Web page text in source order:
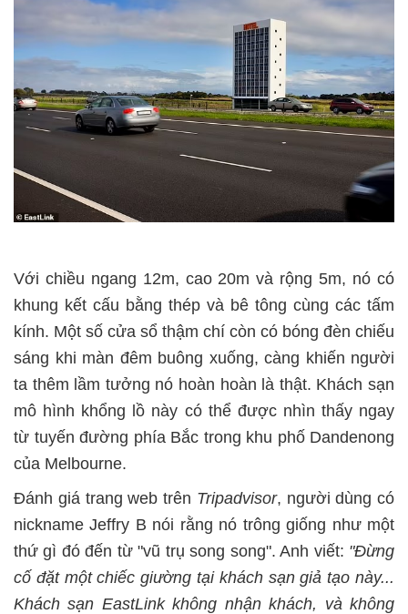
Với chiều ngang 12m, cao 20m và rộng 5m, nó có
khung kết cấu bằng thép và bê tông cùng các tấm
kính. Một số cửa sổ thậm chí còn có bóng đèn chiếu
sáng khi màn đêm buông xuống, càng khiến người
ta thêm lầm tưởng nó hoàn hoàn là thật. Khách sạn
mô hình khổng lồ này có thể được nhìn thấy ngay
từ tuyến đường phía Bắc trong khu phố Dandenong
của Melbourne.
Đánh giá trang web trên Tripadvisor, người dùng có
nickname Jeffry B nói rằng nó trông giống như một
thứ gì đó đến từ "vũ trụ song song". Anh viết: "Đừng
cố đặt một chiếc giường tại khách sạn giả tạo này...
Khách sạn EastLink không nhận khách, và không